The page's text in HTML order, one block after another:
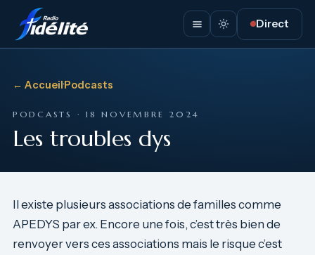
Direct
← Accueil·Podcasts
PODCASTS · 18 NOVEMBRE 2024
Les troubles dys
Il existe plusieurs associations de familles comme
APEDYS par ex. Encore une fois, c’est très bien de
renvoyer vers ces associations mais le risque c’est